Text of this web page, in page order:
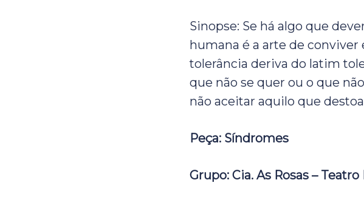
Sinopse: Se há algo que
humana é a arte de
tolerância deriva do latim
que não se quer ou o que
não aceitar aquilo que
Peça: Síndromes
Grupo: Cia. As Rosas –